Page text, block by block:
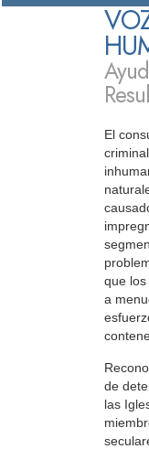
El
que
a
de
las